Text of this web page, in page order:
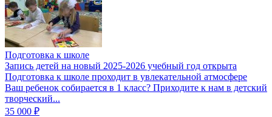
Подготовка к школе
Запись детей на новый 2025-2026 учебный год открыта
Подготовка к школе проходит в увлекательной атмосфере
Ваш ребенок собирается в 1 класс? Приходите к нам в детский
творческий...
35 000 ₽